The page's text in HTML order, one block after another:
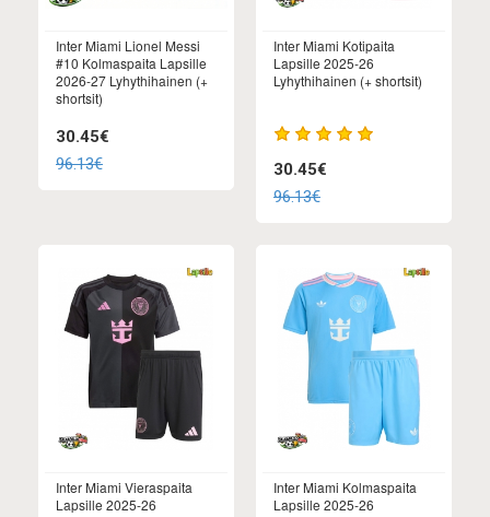
Inter Miami Lionel Messi
#10 Kolmaspaita Lapsille
2026-27 Lyhythihainen (+
shortsit)
30.45€
96.13€
Inter Miami Kotipaita
Lapsille 2025-26
Lyhythihainen (+ shortsit)
30.45€
96.13€
Inter Miami Vieraspaita
Lapsille 2025-26
Inter Miami Kolmaspaita
Lapsille 2025-26